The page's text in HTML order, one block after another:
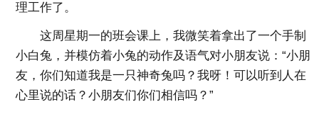
理工作了。
这周星期一的班会课上，我微笑着拿出了一个手制
小白兔，并模仿着小兔的动作及语气对小朋友说：“小朋
友，你们知道我是一只神奇兔吗？我呀！可以听到人在
心里说的话？小朋友们你们相信吗？”